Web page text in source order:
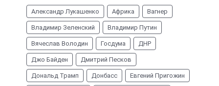
Александр Лукашенко Африка Вагнер
Владимир Зеленский Владимир Путин
Вячеслав Володин Госдума ДНР
Джо Байден Дмитрий Песков
Дональд Трамп Донбасс Евгений Пригожин